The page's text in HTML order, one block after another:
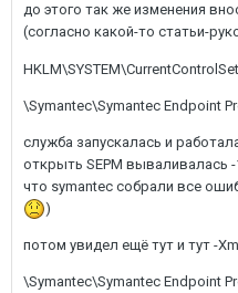
до этого так же изменения
(согласно какой-то статьи-
\Symantec\Symantec Endpoint
служба запускалась и
открыть SEPM вываливалась
что symantec cобрали все
)
потом увидел ещё тут и тут -
\Symantec\Symantec Endpoint